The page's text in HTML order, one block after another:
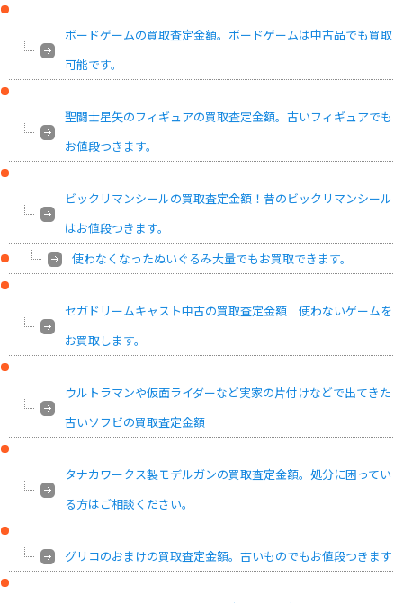
ボードゲームの買取査定金額。ボードゲームは中古品でも買取
可能です。
聖闘士星矢のフィギュアの買取査定金額。古いフィギュアでも
お値段つきます。
ビックリマンシールの買取査定金額！昔のビックリマンシール
はお値段つきます。
使わなくなったぬいぐるみ大量でもお買取できます。
セガドリームキャスト中古の買取査定金額 使わないゲームを
お買取します。
ウルトラマンや仮面ライダーなど実家の片付けなどで出てきた
古いソフビの買取査定金額
タナカワークス製モデルガンの買取査定金額。処分に困ってい
る方はご相談ください。
グリコのおまけの買取査定金額。古いものでもお値段つきます